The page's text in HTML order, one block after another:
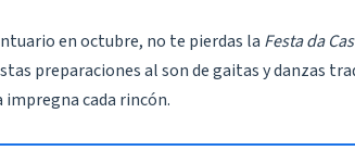
en octubre, no te pierdas la Festa da
preparaciones al son de gaitas y danzas
impregna cada rincón.